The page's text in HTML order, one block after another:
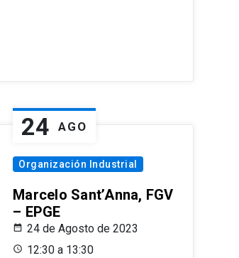
24 AGO
Organización Industrial
Marcelo Sant’Anna, FGV
– EPGE
24 de Agosto de 2023
12:30 a 13:30